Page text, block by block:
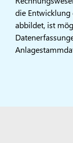
die Entwicklung
abbildet, ist